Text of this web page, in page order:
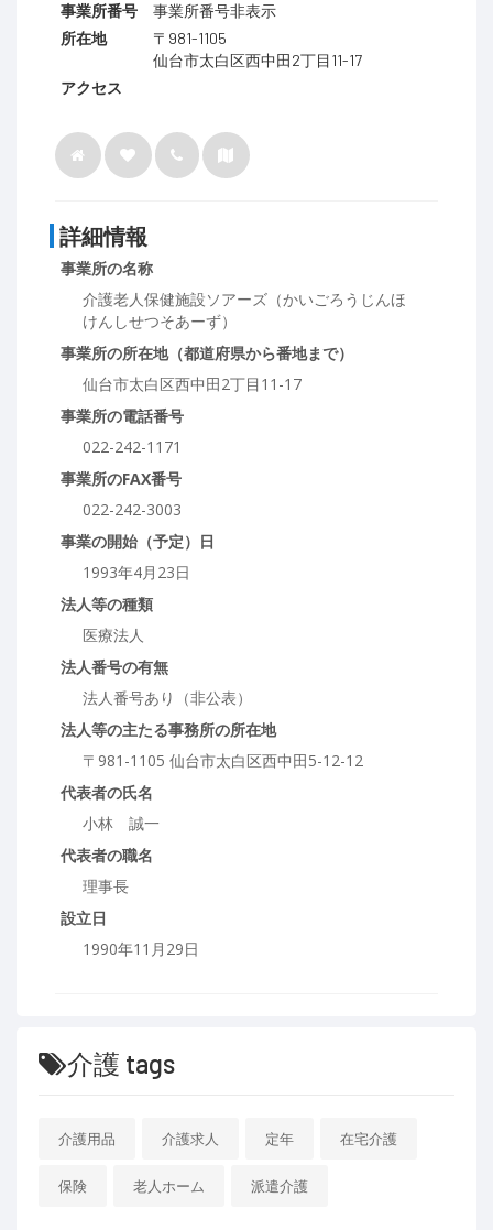
事業所番号
事業所番号非表示
所在地
〒981-1105
仙台市太白区西中田2丁目11-17
アクセス
詳細情報
事業所の名称
介護老人保健施設ソアーズ（かいごろうじんほ
けんしせつそあーず）
事業所の所在地（都道府県から番地まで）
仙台市太白区西中田2丁目11-17
事業所の電話番号
022-242-1171
事業所のFAX番号
022-242-3003
事業の開始（予定）日
1993年4月23日
法人等の種類
医療法人
法人番号の有無
法人番号あり（非公表）
法人等の主たる事務所の所在地
〒981-1105 仙台市太白区西中田5-12-12
代表者の氏名
小林 誠一
代表者の職名
理事長
設立日
1990年11月29日
介護 tags
介護用品 介護求人 定年 在宅介護
保険 老人ホーム 派遣介護